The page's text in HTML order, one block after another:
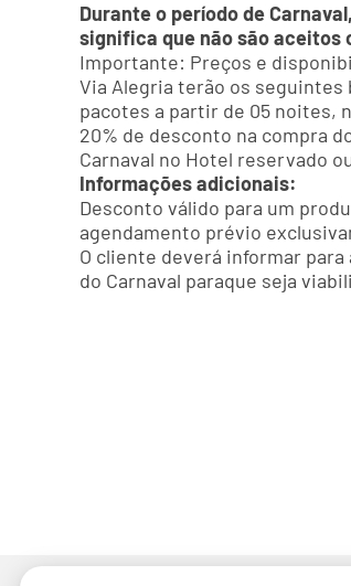
Durante o período de
significa que não são aceitos
Importante: Preços e
Via Alegria terão os seguintes
pacotes a partir de 05 noites,
20% de desconto na compra
Carnaval no Hotel reservado
Informações adicionais:
Desconto válido para um
agendamento prévio
O cliente deverá informar
do Carnaval paraque seja